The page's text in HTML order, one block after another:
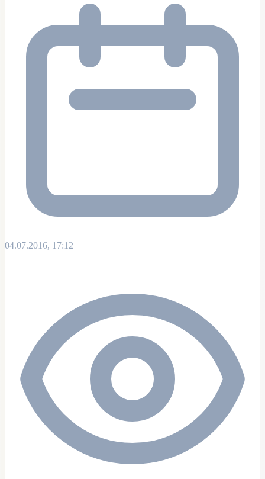
04.07.2016, 17:12